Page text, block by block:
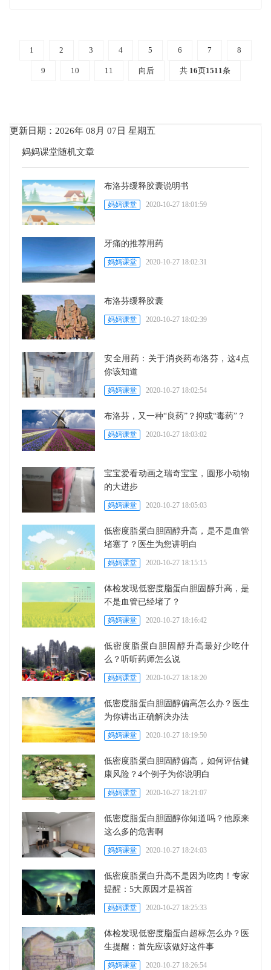
1 2 3 4 5 6 7 8
9 10 11 向后 共 16页1511条
更新日期：2026年 08月 07日 星期五
妈妈课堂随机文章
布洛芬缓释胶囊说明书
妈妈课堂 2020-10-27 18:01:59
牙痛的推荐用药
妈妈课堂 2020-10-27 18:02:31
布洛芬缓释胶囊
妈妈课堂 2020-10-27 18:02:39
安全用药：关于消炎药布洛芬，这4点
你该知道
妈妈课堂 2020-10-27 18:02:54
布洛芬，又一种“良药”？抑或“毒药”？
妈妈课堂 2020-10-27 18:03:02
宝宝爱看动画之瑞奇宝宝，圆形小动物
的大进步
妈妈课堂 2020-10-27 18:05:03
低密度脂蛋白胆固醇升高，是不是血管
堵塞了？医生为您讲明白
妈妈课堂 2020-10-27 18:15:15
体检发现低密度脂蛋白胆固醇升高，是
不是血管已经堵了？
妈妈课堂 2020-10-27 18:16:42
低密度脂蛋白胆固醇升高最好少吃什
么？听听药师怎么说
妈妈课堂 2020-10-27 18:18:20
低密度脂蛋白胆固醇偏高怎么办？医生
为你讲出正确解决办法
妈妈课堂 2020-10-27 18:19:50
低密度脂蛋白胆固醇偏高，如何评估健
康风险？4个例子为你说明白
妈妈课堂 2020-10-27 18:21:07
低密度脂蛋白胆固醇你知道吗？他原来
这么多的危害啊
妈妈课堂 2020-10-27 18:24:03
低密度脂蛋白升高不是因为吃肉！专家
提醒：5大原因才是祸首
妈妈课堂 2020-10-27 18:25:33
体检发现低密度脂蛋白超标怎么办？医
生提醒：首先应该做好这件事
妈妈课堂 2020-10-27 18:26:54